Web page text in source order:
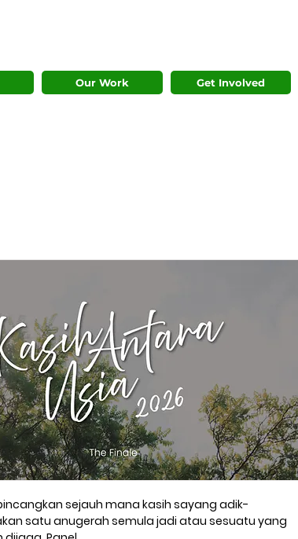
Our Work Get Involved
sejauh mana kasih sayang adik-
satu anugerah semula jadi atau sesuatu yang